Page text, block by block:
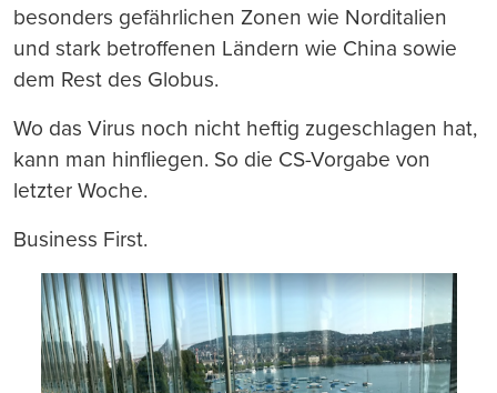
besonders gefährlichen Zonen wie Norditalien
und stark betroffenen Ländern wie China sowie
dem Rest des Globus.
Wo das Virus noch nicht heftig zugeschlagen hat,
kann man hinfliegen. So die CS-Vorgabe von
letzter Woche.
Business First.